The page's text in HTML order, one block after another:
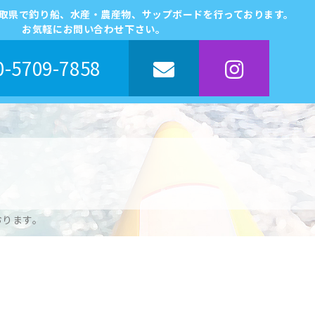
で釣り船、水産・農産物、サップボードを行っております。
お気軽にお問い合わせ下さい。
5709-7858
ます。